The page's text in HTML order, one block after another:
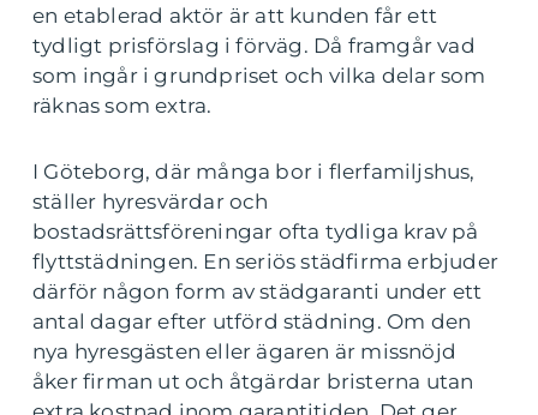
en etablerad aktör är att kunden får ett
tydligt prisförslag i förväg. Då framgår vad
som ingår i grundpriset och vilka delar som
räknas som extra.
I Göteborg, där många bor i flerfamiljshus,
ställer hyresvärdar och
bostadsrättsföreningar ofta tydliga krav på
flyttstädningen. En seriös städfirma erbjuder
därför någon form av städgaranti under ett
antal dagar efter utförd städning. Om den
nya hyresgästen eller ägaren är missnöjd
åker firman ut och åtgärdar bristerna utan